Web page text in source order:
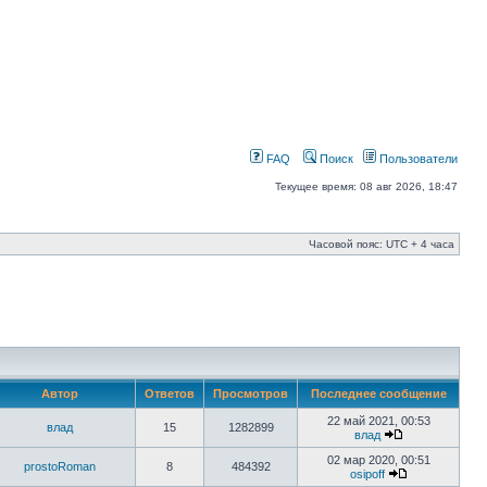
FAQ Поиск Пользователи
Текущее время: 08 авг 2026, 18:47
Часовой пояс: UTC + 4 часа
Автор Ответов Просмотров Последнее сообщение
влад 15 1282899
22 май 2021, 00:53
влад
prostoRoman 8 484392
02 мар 2020, 00:51
osipoff